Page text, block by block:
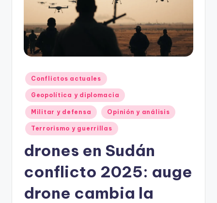
Publicado
en
Conflictos actuales
Geopolítica y diplomacia
Militar y defensa Opinión y análisis
Terrorismo y guerrillas
drones en Sudán
conflicto 2025: auge
drone cambia la